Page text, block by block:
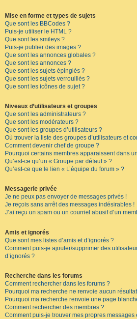
Mise en forme et types de sujets
Que sont les BBCodes ?
Puis-je utiliser le HTML ?
Que sont les smileys ?
Puis-je publier des images ?
Que sont les annonces globales ?
Que sont les annonces ?
Que sont les sujets épinglés ?
Que sont les sujets verrouillés ?
Que sont les icônes de sujet ?
Niveaux d’utilisateurs et groupes
Que sont les administrateurs ?
Que sont les modérateurs ?
Que sont les groupes d’utilisateurs ?
Où trouver la liste des groupes d’utilisateurs et
Comment devenir chef de groupe ?
Pourquoi certains membres apparaissent dans
Qu’est-ce qu’un « Groupe par défaut » ?
Qu’est-ce que le lien « L’équipe du forum » ?
Messagerie privée
Je ne peux pas envoyer de messages privés !
Je reçois sans arrêt des messages indésirables !
J’ai reçu un spam ou un courriel abusif d’un
Amis et ignorés
Que sont mes listes d’amis et d’ignorés ?
Comment puis-je ajouter/supprimer des
d’ignorés ?
Recherche dans les forums
Comment rechercher dans les forums ?
Pourquoi ma recherche ne renvoie aucun
Pourquoi ma recherche renvoie une page
Comment rechercher des membres ?
Comment puis-je trouver mes propres messages